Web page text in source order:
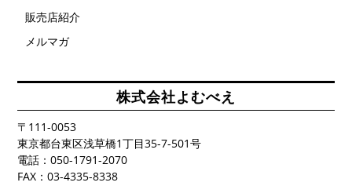
販売店紹介
メルマガ
株式会社よむべえ
〒111-0053
東京都台東区浅草橋1丁目35-7-501号
電話：050-1791-2070
FAX：03-4335-8338